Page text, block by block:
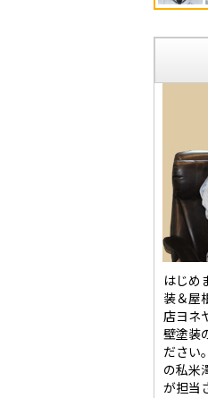
はじめ
装＆屋
店ヨネ
壁塗装
ださい
の私米
が担当